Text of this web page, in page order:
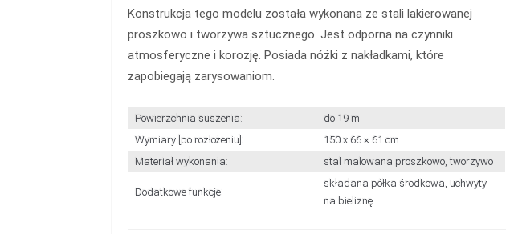
Konstrukcja tego modelu została wykonana ze stali lakierowanej
proszkowo i tworzywa sztucznego. Jest odporna na czynniki
atmosferyczne i korozję. Posiada nóżki z nakładkami, które
zapobiegają zarysowaniom.
Powierzchnia suszenia:
do 19 m
Wymiary [po rozłożeniu]:
150 x 66 × 61 cm
Materiał wykonania:
stal malowana proszkowo, tworzywo
Dodatkowe funkcje:
składana półka środkowa, uchwyty
na bieliznę